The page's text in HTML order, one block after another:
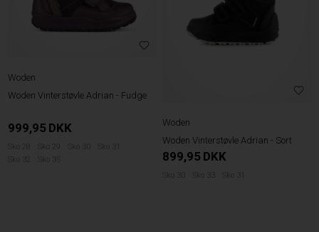
Woden
Woden Vinterstøvle Adrian - Fudge
999,95 DKK
Sko 28 Sko 29 Sko 30
Sko 31
Sko 32
Sko 35
Woden
Woden Vinterstøvle Adrian - Sort
899,95 DKK
Sko 30 Sko 33 Sko 31